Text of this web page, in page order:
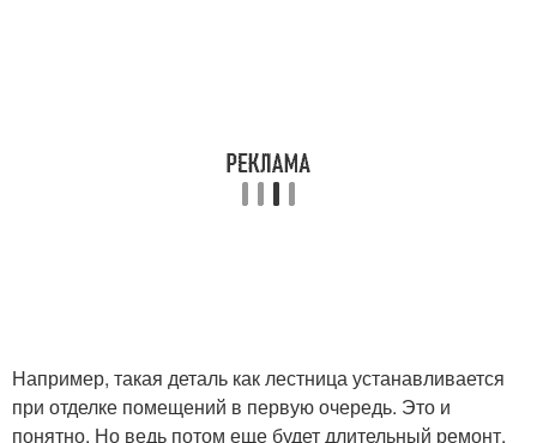
Например, такая деталь как лестница устанавливается
при отделке помещений в первую очередь. Это и
понятно. Но ведь потом еще будет длительный ремонт.